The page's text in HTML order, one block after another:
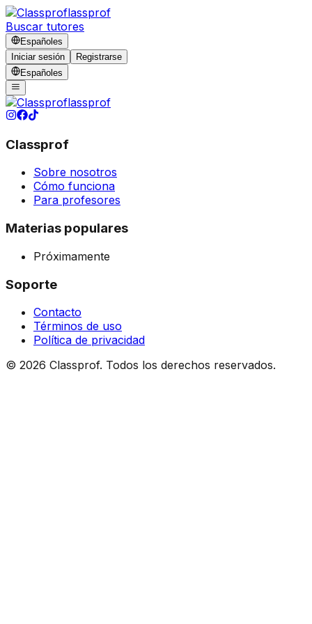
lassprof
Buscar tutores
Españoles
Iniciar sesión
Registrarse
Españoles
lassprof
Classprof
Sobre nosotros
Cómo funciona
Para profesores
Materias populares
Próximamente
Soporte
Contacto
Términos de uso
Política de privacidad
© 2026 Classprof. Todos los derechos reservados.